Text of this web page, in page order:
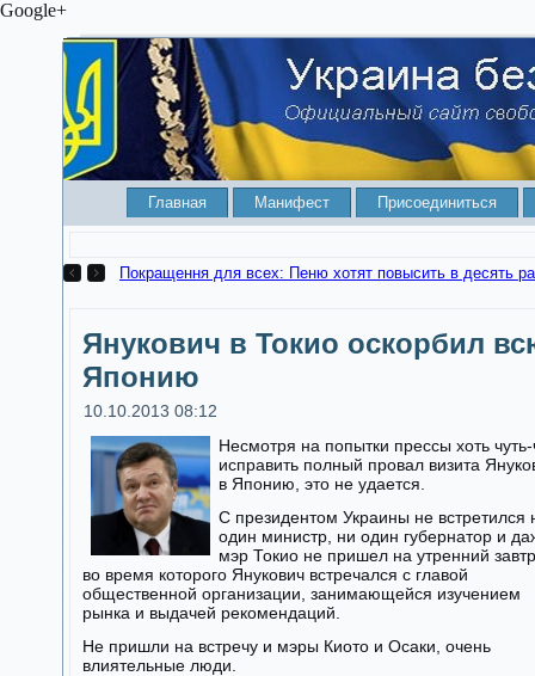
Google+
Главная Манифест Присоединиться
Покращення для всех: Пеню хотят повысить в
Янукович в Токио оскорбил
Японию
10.10.2013 08:12
Несмотря на попытки прессы хоть чуть-
исправить полный провал визита
в Японию, это не удается.
С президентом Украины не встретился
один министр, ни один губернатор и
мэр Токио не пришел на утренний
во время которого Янукович встречался с главой
общественной организации, занимающейся изучением
рынка и выдачей рекомендаций.
Не пришли на встречу и мэры Киото и Осаки, очень
влиятельные люди.